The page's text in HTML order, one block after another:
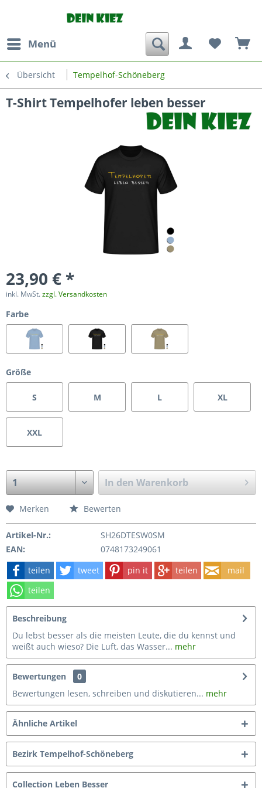
Menü
Übersicht Tempelhof-Schöneberg
T-Shirt Tempelhofer leben besser
23,90 € *
inkl. MwSt.zzgl. Versandkosten
Farbe
Größe
S M L XL
XXL
In den Warenkorb
Merken Bewerten
Artikel-Nr.:
SH26DTESW0SM
EAN:
0748173249061
teilen
tweet pin it teilen
mail
teilen
Beschreibung
Du lebst besser als die meisten Leute, die du kennst und
weißt auch wieso? Die Luft, das Wasser... mehr
Bewertungen
0
Bewertungen lesen, schreiben und diskutieren... mehr
Ähnliche Artikel
Bezirk Tempelhof-Schöneberg
Collection Leben Besser